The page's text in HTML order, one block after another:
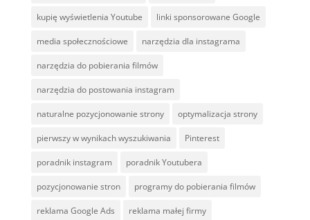
kupię wyświetlenia Youtube linki sponsorowane Google
media społecznościowe narzędzia dla instagrama
narzędzia do pobierania filmów
narzędzia do postowania instagram
naturalne pozycjonowanie strony optymalizacja strony
pierwszy w wynikach wyszukiwania Pinterest
poradnik instagram poradnik Youtubera
pozycjonowanie stron programy do pobierania filmów
reklama Google Ads reklama małej firmy